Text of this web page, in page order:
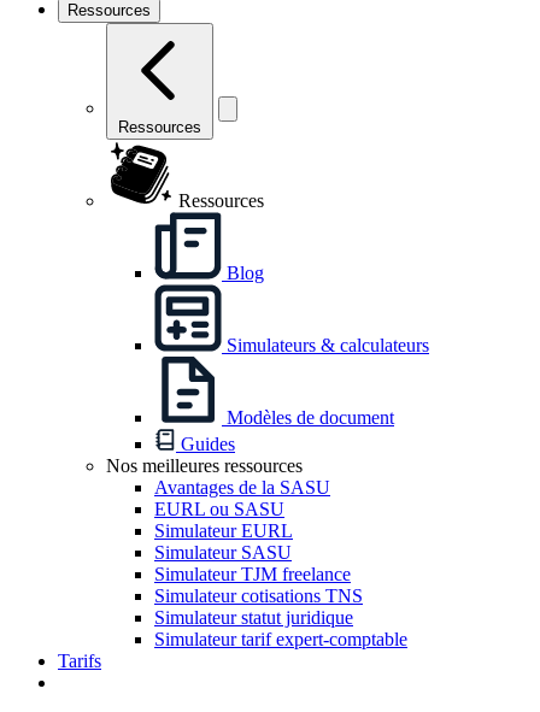
Ressources
Ressources
Ressources
Blog
Simulateurs & calculateurs
Modèles de document
Guides
Nos meilleures ressources
Avantages de la SASU
EURL ou SASU
Simulateur EURL
Simulateur SASU
Simulateur TJM freelance
Simulateur cotisations TNS
Simulateur statut juridique
Simulateur tarif expert-comptable
Tarifs